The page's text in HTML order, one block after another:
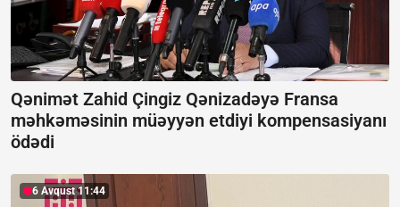
Qənimət Zahid Çingiz Qənizadəyə Fransa
məhkəməsinin müəyyən etdiyi kompensasiyanı
ödədi
6 Avqust 11:44